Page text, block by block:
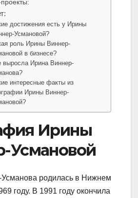
достижения есть у Ирины
Усмановой?
роль Ирины Виннер-
в бизнесе?
выросла Ирина Виннер-
интересные факты из
Ирины Виннер-
Ирины
Усмановой
родилась в Нижнем
году. В 1991 году окончила